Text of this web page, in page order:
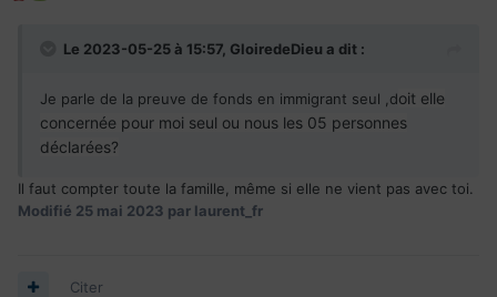
Le 2023-05-25 à 15:57, GloiredeDieu a dit :
Je parle de la preuve de fonds en immigrant seul ,doit elle
concernée pour moi seul ou nous les 05 personnes
déclarées?
Il faut compter toute la famille, même si elle ne vient pas avec toi.
Modifié 25 mai 2023 par laurent_fr
Citer